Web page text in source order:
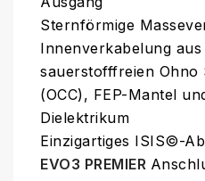
Sternförmige
Innenverkabelung
sauerstofffreien Ohno
(OCC), FEP-Mantel
Dielektrikum
Einzigartiges ISIS©-
EVO3 PREMIER